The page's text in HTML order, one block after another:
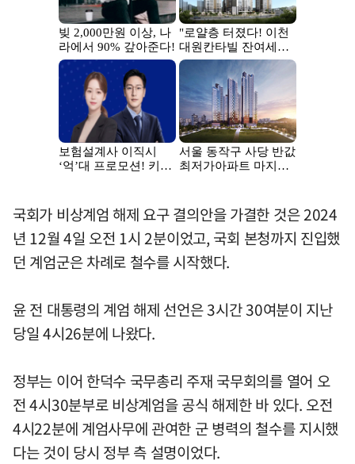
국회가 비상계엄 해제 요구 결의안을 가결한 것은 2024
년 12월 4일 오전 1시 2분이었고, 국회 본청까지 진입했
던 계엄군은 차례로 철수를 시작했다.
윤 전 대통령의 계엄 해제 선언은 3시간 30여분이 지난
당일 4시26분에 나왔다.
정부는 이어 한덕수 국무총리 주재 국무회의를 열어 오
전 4시30분부로 비상계엄을 공식 해제한 바 있다. 오전
4시22분에 계엄사무에 관여한 군 병력의 철수를 지시했
다는 것이 당시 정부 측 설명이었다.